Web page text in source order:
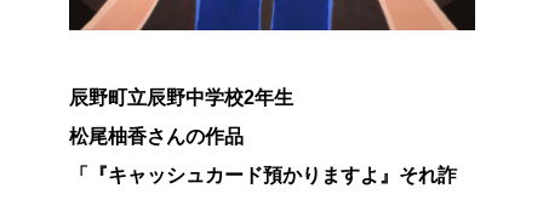
辰野町立辰野中学校2年生
松尾柚香さんの作品
「『キャッシュカード預かりますよ』それ詐